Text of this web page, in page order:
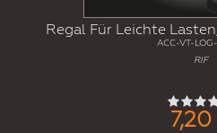
Regal Für Leichte
ACC-VT-
RIF